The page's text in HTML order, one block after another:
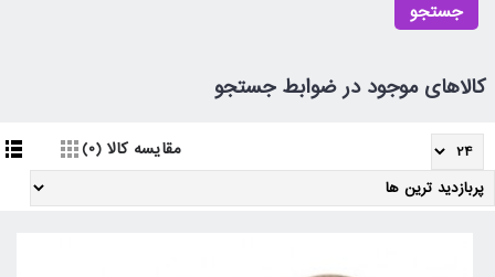
کالاهای موجود در ضوابط جستجو
مقایسه کالا (0)